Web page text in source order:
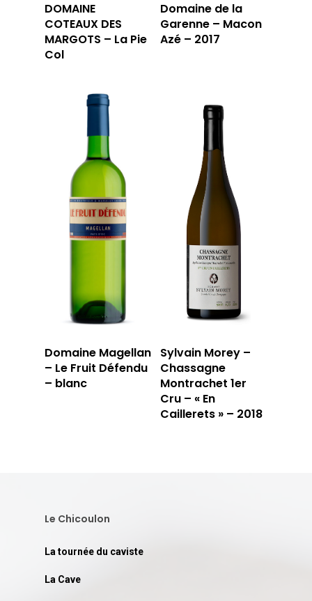
DOMAINE
COTEAUX DES
MARGOTS – La Pie
Col
Domaine de la
Garenne – Macon
Azé – 2017
Domaine Magellan
– Le Fruit Défendu
– blanc
Sylvain Morey –
Chassagne
Montrachet 1er
Cru – « En
Caillerets » – 2018
Le Chicoulon
La tournée du caviste
La Cave
59 rue Grignan